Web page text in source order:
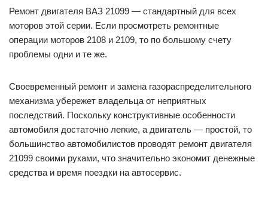
Ремонт двигателя ВАЗ 21099 — стандартный для всех
моторов этой серии. Если просмотреть ремонтные
операции моторов 2108 и 2109, то по большому счету
проблемы одни и те же.
Своевременный ремонт и замена газораспределительного
механизма убережет владельца от неприятных
последствий. Поскольку конструктивные особенности
автомобиля достаточно легкие, а двигатель — простой, то
большинство автомобилистов проводят ремонт двигателя
21099 своими руками, что значительно экономит денежные
средства и время поездки на автосервис.